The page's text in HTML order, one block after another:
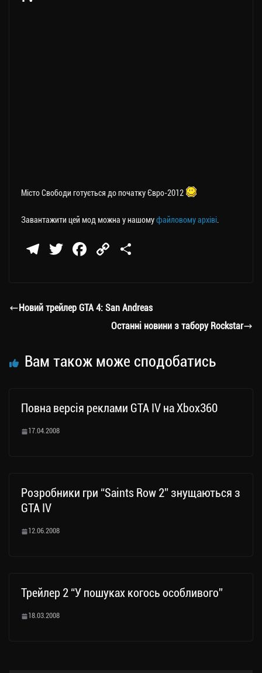
Місто Свободи готується до початку Євро-2012
Завантажити цей мод можна у нашомуфайловому архіві
Te
a
T
er
Fa
ok
C
Li
nk
ли
ти
Новий трейлер GTA 4: San Andreas
Останні новини з табору Rockstar
Вам також може сподобатись
Повна версія реклами GTA IV на Xbox360
17.04.2008
Розробники гри “Saints Row 2” знущаються з
GTA IV
12.06.2008
Трейлер 2 “У пошуках когось особливого”
18.03.2008